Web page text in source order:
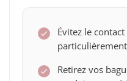
Évitez le
Retirez vos